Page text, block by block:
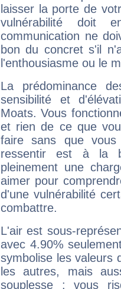
laisser la porte de
vulnérabilité doit
communication ne
bon du concret s'il
l'enthousiasme ou le
La prédominance
sensibilité et
Moats. Vous
et rien de ce que
faire sans que
ressentir est à la
pleinement une
aimer pour
d'une vulnérabilité
combattre.
L'air est sous-
avec 4.90%
symbolise les valeurs
les autres, mais
souplesse : vous